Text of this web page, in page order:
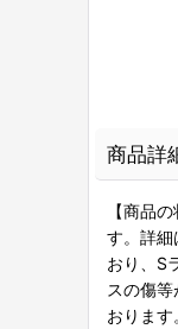
商品詳
【商品
す。詳細
おり、S
スの傷
おります